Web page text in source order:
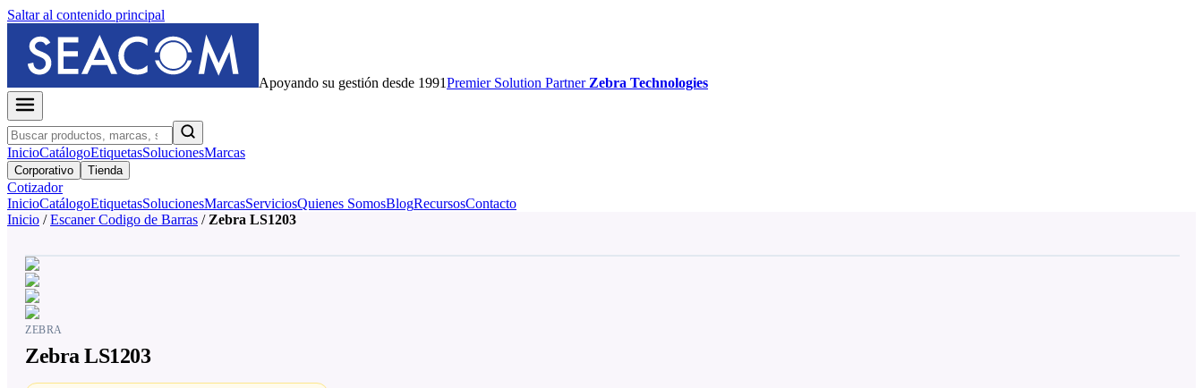
Saltar al contenido principal
Apoyando su gestión desde 1991PremierSolution Partner Zebra Technologies
InicioCatálogoEtiquetasSolucionesMarcas
Corporativo Tienda
Cotizador
InicioCatálogoEtiquetasSolucionesMarcasServiciosQuienes SomosBlogRecursosContacto
Inicio / Escaner Codigo de Barras / Zebra LS1203
ZEBRA
Zebra LS1203